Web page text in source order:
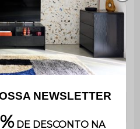
110kg por assento
É muito fácil de montar
e inclui instruções.